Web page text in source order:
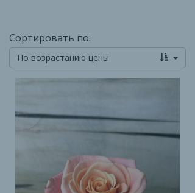
Сортировать по:
По возрастанию цены